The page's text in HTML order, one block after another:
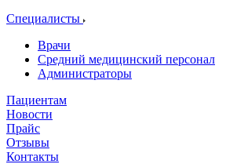
Специалисты
Врачи
Средний медицинский персонал
Администраторы
Пациентам
Новости
Прайс
Отзывы
Контакты